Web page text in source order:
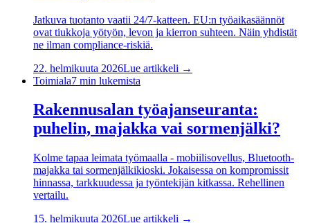
Jatkuva tuotanto vaatii 24/7-katteen. EU:n työaikasäännöt
ovat tiukkoja yötyön, levon ja kierron suhteen. Näin yhdistät
ne ilman compliance-riskiä.
22. helmikuuta 2026Lue artikkeli →
Toimiala7 min lukemista
Rakennusalan työajanseuranta:
puhelin, majakka vai sormenjälki?
Kolme tapaa leimata työmaalla - mobiilisovellus, Bluetooth-
majakka tai sormenjälkikioski. Jokaisessa on kompromissit
hinnassa, tarkkuudessa ja työntekijän kitkassa. Rehellinen
vertailu.
15. helmikuuta 2026Lue artikkeli →